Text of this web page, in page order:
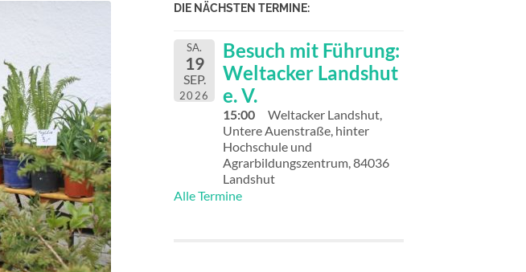
DIE NÄCHSTEN TERMINE:
SA.
19
SEP.
2026
Besuch mit Führung:
Weltacker Landshut
e. V.
15:00
Weltacker Landshut,
Untere Auenstraße, hinter
Hochschule und
Agrarbildungszentrum, 84036
Landshut
Alle Termine